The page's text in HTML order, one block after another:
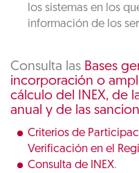
los sistemas en los
información de los
Consulta las Bases
incorporación o
cálculo del INEX, de
anual y de las
Criterios de
Verificación en el
Consulta de INEX.